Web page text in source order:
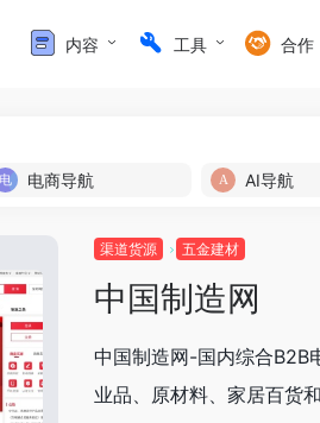
内容 工具 合作
电商导航 AI导航
渠道货源 五金建材
中国制造网
中国制造网-国内综合B2B
业品、原材料、家居百货